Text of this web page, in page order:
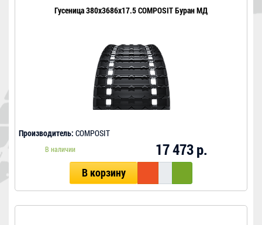
Гусеница 380x3686x17.5 COMPOSIT Буран МД
Производитель: COMPOSIT
В наличии 17 473 р.
В корзину